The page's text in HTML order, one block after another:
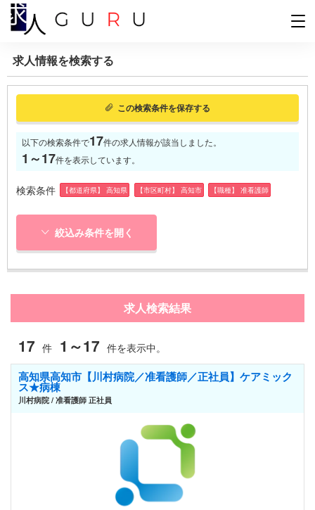
求人情報を検索する
この検索条件を保存する
以下の検索条件で17件の求人情報が該当しました。
1～17件を表示しています。
検索条件 【都道府県】 高知県 【市区町村】 高知市 【職種】 准看護師
絞込み条件を開く
求人検索結果
17 件 1～17 件を表示中。
高知県高知市【川村病院／准看護師／正社員】ケアミック
ス★病棟
川村病院 / 准看護師 正社員